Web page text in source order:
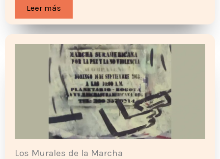
Leer más
Los Murales de la Marcha